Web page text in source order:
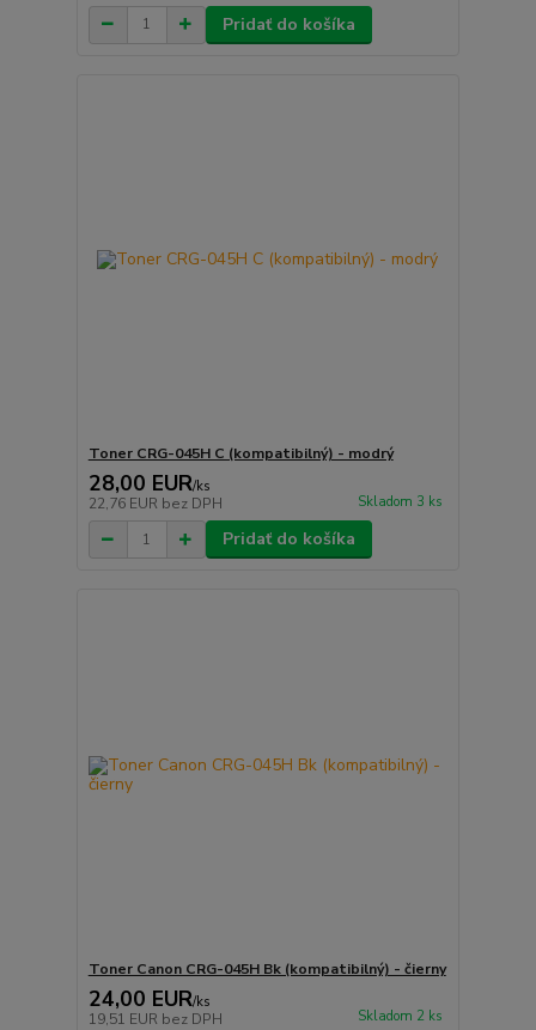
Pridať do košíka
Toner CRG-045H C (kompatibilný) - modrý
28,00 EUR/ks
22,76 EUR bez DPH Skladom 3 ks
Pridať do košíka
Toner Canon CRG-045H Bk (kompatibilný) - čierny
24,00 EUR/ks
19,51 EUR bez DPH Skladom 2 ks